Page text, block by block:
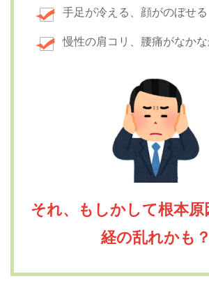
手足が冷える、顔がのぼせる
慢性の肩コリ、腰痛がなか
それ、もしかして根本原
経の乱れかも？